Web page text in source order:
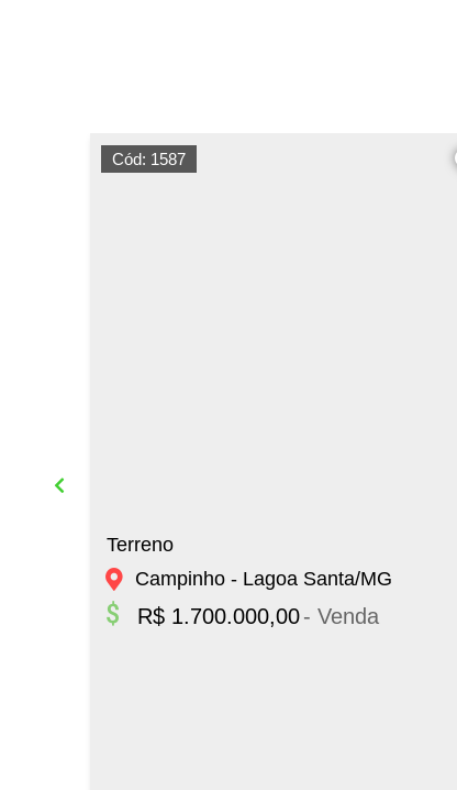
Cód: 1587
Terreno
Campinho - Lagoa Santa/MG
R$ 1.700.000,00- Venda